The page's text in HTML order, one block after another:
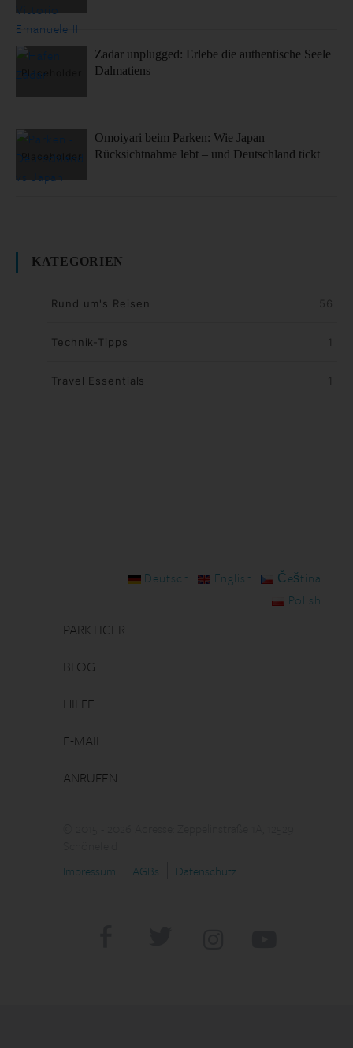
Zadar unplugged: Erlebe die authentische Seele
Dalmatiens
Omoiyari beim Parken: Wie Japan
Rücksichtnahme lebt – und Deutschland tickt
KATEGORIEN
Rund um's Reisen 56
Technik-Tipps 1
Travel Essentials 1
Deutsch English
Čeština
Polish
PARKTIGER
BLOG
HILFE
E-MAIL
ANRUFEN
Impressum
AGBs Datenschutz